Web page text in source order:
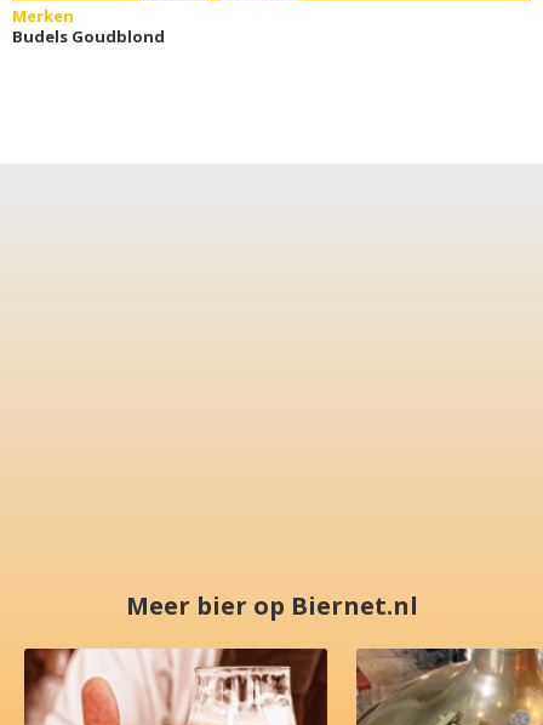
Merken
Budels Goudblond
Meer bier op Biernet.nl